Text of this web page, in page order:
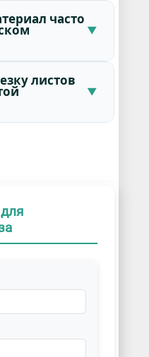
часто
листов